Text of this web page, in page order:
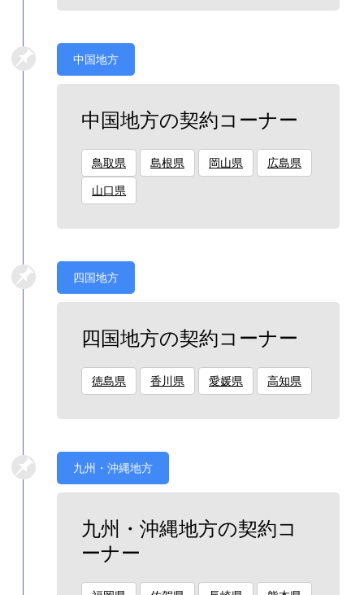
中国地方
中国地方の契約コーナー
鳥取県 島根県 岡山県 広島県
山口県
四国地方
四国地方の契約コーナー
徳島県 香川県 愛媛県 高知県
九州・沖縄地方
九州・沖縄地方の契約コ
ーナー